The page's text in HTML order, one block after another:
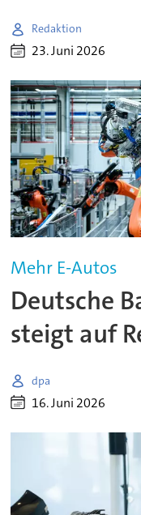
Redaktion
23. Juni 2026
Mehr E-Autos
Deutsche
steigt auf
dpa
16. Juni 2026